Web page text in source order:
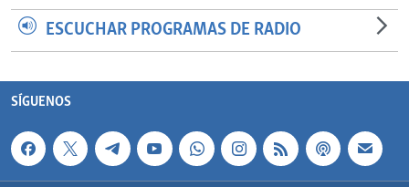
ESCUCHAR PROGRAMAS DE RADIO
SÍGUENOS